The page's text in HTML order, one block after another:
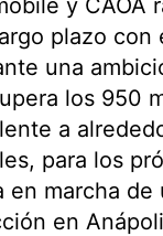
plazo con
una
los 950
a
para los
en marcha de
en